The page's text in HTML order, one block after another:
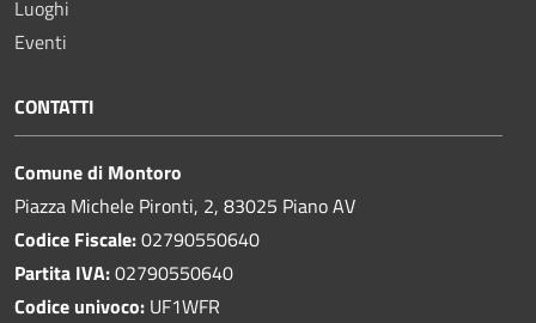
Luoghi
Eventi
CONTATTI
Comune di Montoro
Piazza Michele Pironti, 2, 83025 Piano AV
Codice Fiscale:02790550640
Partita IVA:02790550640
Codice univoco: UF1WFR